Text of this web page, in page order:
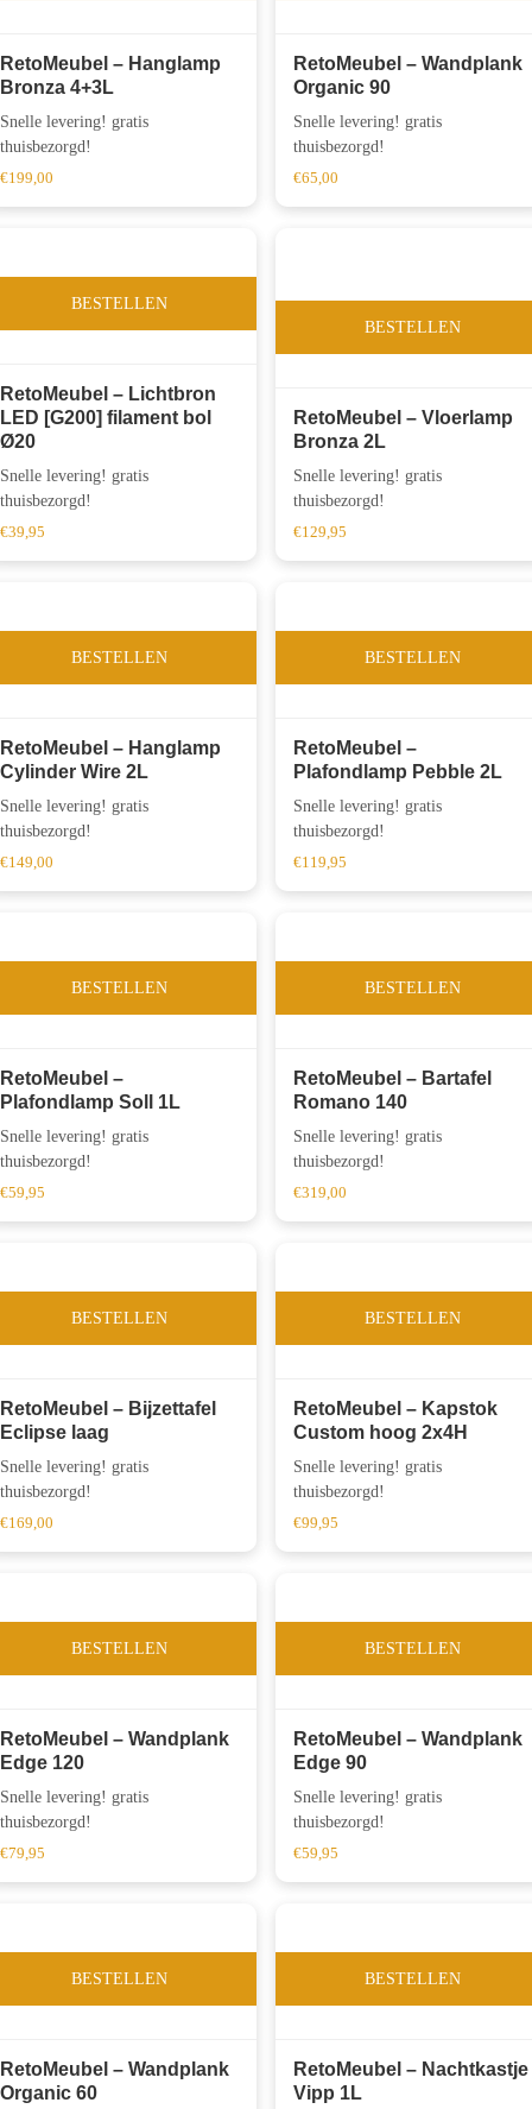
RetoMeubel – Hanglamp
Bronza 4+3L
Snelle levering! gratis
thuisbezorgd!
€199,00
RetoMeubel – Wandplank
Organic 90
Snelle levering! gratis
thuisbezorgd!
€65,00
BESTELLEN
RetoMeubel – Lichtbron
LED [G200] filament bol
Ø20
Snelle levering! gratis
thuisbezorgd!
€39,95
BESTELLEN
RetoMeubel – Vloerlamp
Bronza 2L
Snelle levering! gratis
thuisbezorgd!
€129,95
BESTELLEN
RetoMeubel – Hanglamp
Cylinder Wire 2L
Snelle levering! gratis
thuisbezorgd!
€149,00
BESTELLEN
RetoMeubel –
Plafondlamp Pebble 2L
Snelle levering! gratis
thuisbezorgd!
€119,95
BESTELLEN
RetoMeubel –
Plafondlamp Soll 1L
Snelle levering! gratis
thuisbezorgd!
€59,95
BESTELLEN
RetoMeubel – Bartafel
Romano 140
Snelle levering! gratis
thuisbezorgd!
€319,00
BESTELLEN
RetoMeubel – Bijzettafel
Eclipse laag
Snelle levering! gratis
thuisbezorgd!
€169,00
BESTELLEN
RetoMeubel – Kapstok
Custom hoog 2x4H
Snelle levering! gratis
thuisbezorgd!
€99,95
BESTELLEN
RetoMeubel – Wandplank
Edge 120
Snelle levering! gratis
thuisbezorgd!
€79,95
BESTELLEN
RetoMeubel – Wandplank
Edge 90
Snelle levering! gratis
thuisbezorgd!
€59,95
BESTELLEN
RetoMeubel – Wandplank
Organic 60
BESTELLEN
RetoMeubel – Nachtkastje
Vipp 1L